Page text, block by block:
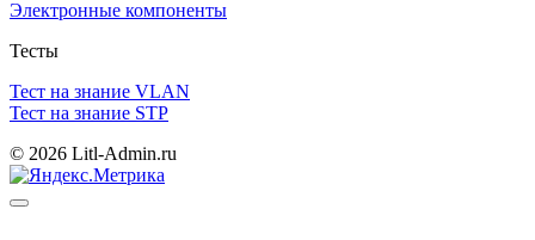
Электронные компоненты
Тесты
Тест на знание VLAN
Тест на знание STP
© 2026 Litl-Admin.ru